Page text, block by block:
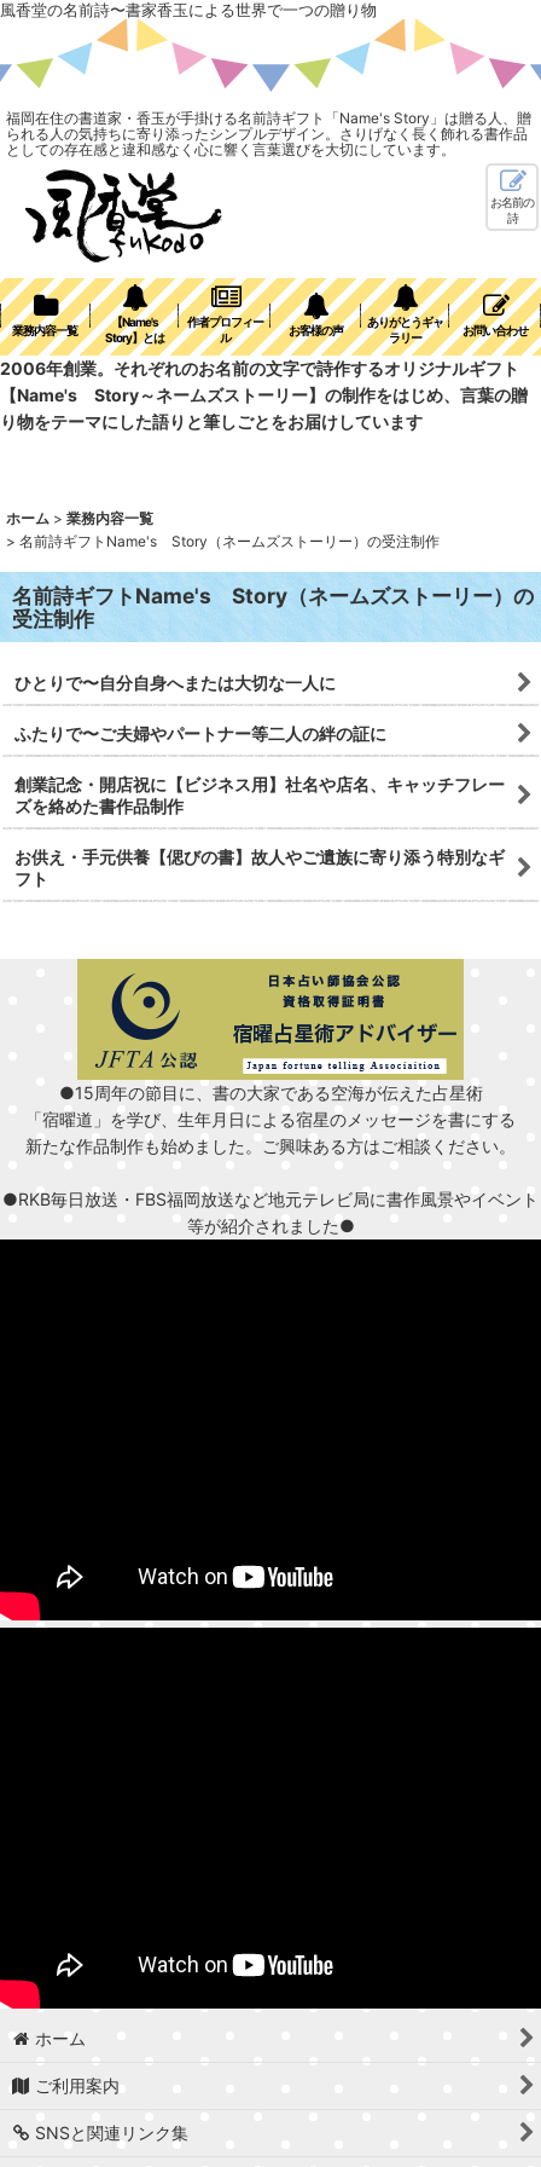
風香堂の名前詩〜書家香玉による世界で一つの贈り物
福岡在住の書道家・香玉が手掛ける名前詩ギフト「Name's Story」は贈る人、贈
られる人の気持ちに寄り添ったシンプルデザイン。さりげなく長く飾れる書作品
としての存在感と違和感なく心に響く言葉選びを大切にしています。
お名前の
詩
業務内容一覧
【Name's
Story】とは
作者プロフィー
ル
お客様の声
ありがとうギャ
ラリー
お問い合わせ
2006年創業。それぞれのお名前の文字で詩作するオリジナルギフト
【Name's Story～ネームズストーリー】の制作をはじめ、言葉の贈
り物をテーマにした語りと筆しごとをお届けしています
ホーム > 業務内容一覧
> 名前詩ギフトName's Story（ネームズストーリー）の受注制作
名前詩ギフトName's Story（ネームズストーリー）の
受注制作
ひとりで〜自分自身へまたは大切な一人に
ふたりで〜ご夫婦やパートナー等二人の絆の証に
創業記念・開店祝に【ビジネス用】社名や店名、キャッチフレー
ズを絡めた書作品制作
お供え・手元供養【偲びの書】故人やご遺族に寄り添う特別なギ
フト
●15周年の節目に、書の大家である空海が伝えた占星術
「宿曜道」を学び、生年月日による宿星のメッセージを書にする
新たな作品制作も始めました。ご興味ある方はご相談ください。
●RKB毎日放送・FBS福岡放送など地元テレビ局に書作風景やイベント
等が紹介されました●
ホーム
ご利用案内
SNSと関連リンク集